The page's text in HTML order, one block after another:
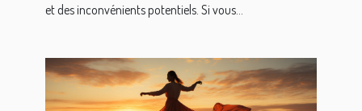
et des inconvénients potentiels. Si vous...